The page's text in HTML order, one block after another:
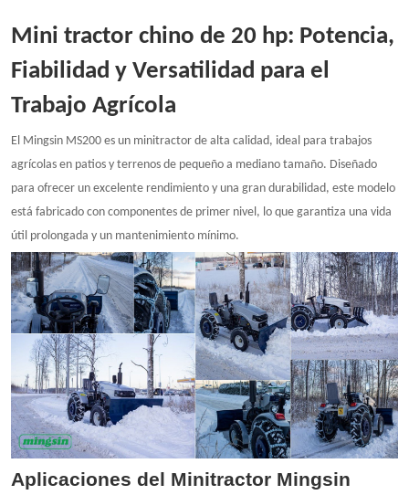
Mini tractor chino de 20 hp: Potencia,
Fiabilidad y Versatilidad para el
Trabajo Agrícola
El Mingsin MS200 es un minitractor de alta calidad, ideal para trabajos
agrícolas en patios y terrenos de pequeño a mediano tamaño. Diseñado
para ofrecer un excelente rendimiento y una gran durabilidad, este modelo
está fabricado con componentes de primer nivel, lo que garantiza una vida
útil prolongada y un mantenimiento mínimo.
Aplicaciones del Minitractor Mingsin